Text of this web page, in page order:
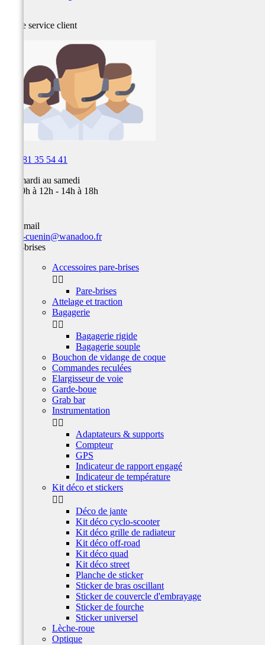
Notre service client
03 81 35 54 41
Du mardi au samedi
de 09h à 12h - 14h à 18h
Par email
team-cuenin@wanadoo.fr
Pare-brises
Accessoires pare-brises
 
Pare-brises
Attelage et traction
Bagagerie
 
Bagagerie rigide
Bagagerie souple
Bouchon de vidange de coque
Commandes reculées
Elargisseur de voie
Garde-boue
Grab bar
Instrumentation
 
Adaptateurs & supports
Compteur
GPS
Indicateur de rapport engagé
Indicateur de température
Kit déco et stickers
 
Déco de jante
Kit déco cyclo-scooter
Kit déco grille de radiateur
Kit déco off-road
Kit déco quad
Kit déco street
Planche de sticker
Sticker de bras oscillant
Sticker de couvercle d'embrayage
Sticker de fourche
Sticker universel
Lèche-roue
Optique